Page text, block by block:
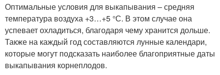
Оптимальные условия для выкапывания – средняя
температура воздуха +3…+5 °С. В этом случае она
успевает охладиться, благодаря чему хранится дольше.
Также на каждый год составляются лунные календари,
которые могут подсказать наиболее благоприятные даты
выкапывания корнеплодов.